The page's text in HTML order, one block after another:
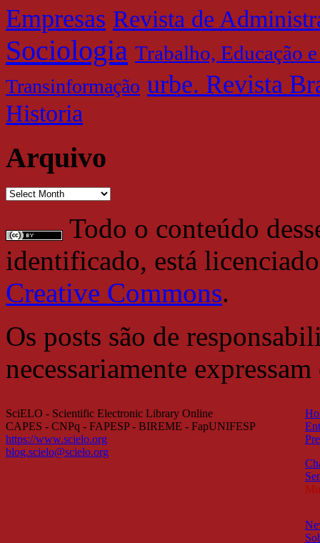
Empresas Revista de
Sociologia Trabalho, Educação
Transinformação urbe. Revista
Historia
Arquivo
Arquivo
Todo o conteúdo
identificado, está
Creative Commons.
Os posts são de
necessariamente
SciELO - Scientific Electronic Library Online
CAPES - CNPq - FAPESP - BIREME - FapUNIFESP
https://www.scielo.org
blog.scielo@scielo.org